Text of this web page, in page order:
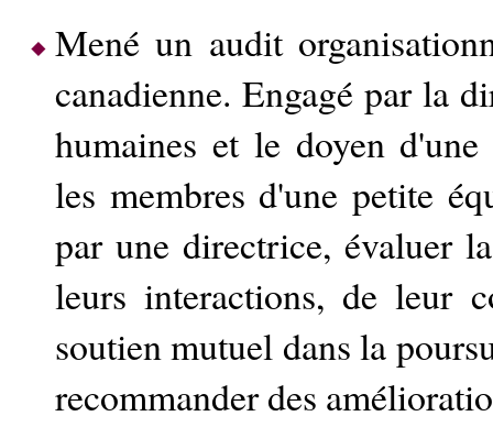
Mené un audit
canadienne. Engagé par la
humaines et le doyen
les membres d'une petite
par une directrice, évaluer
leurs interactions, de leur
soutien mutuel dans la
recommander des